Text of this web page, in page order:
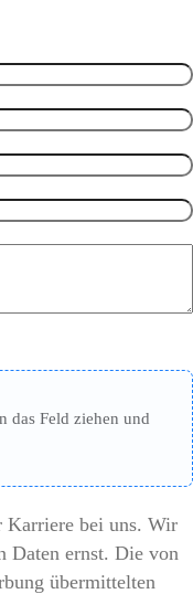
das Feld ziehen und
Karriere bei uns. Wir
Daten ernst. Die von
übermittelten